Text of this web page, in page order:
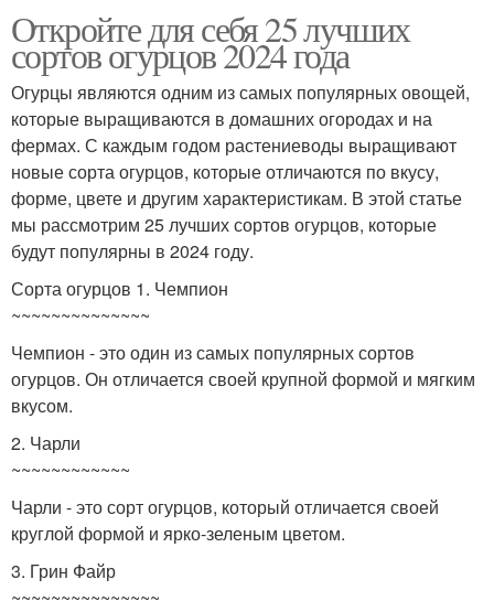
Откройте для себя 25 лучших
сортов огурцов 2024 года
Огурцы являются одним из самых популярных овощей,
которые выращиваются в домашних огородах и на
фермах. С каждым годом растениеводы выращивают
новые сорта огурцов, которые отличаются по вкусу,
форме, цвете и другим характеристикам. В этой статье
мы рассмотрим 25 лучших сортов огурцов, которые
будут популярны в 2024 году.
Сорта огурцов 1. Чемпион
~~~~~~~~~~~~~~
Чемпион - это один из самых популярных сортов
огурцов. Он отличается своей крупной формой и мягким
вкусом.
2. Чарли
~~~~~~~~~~~~
Чарли - это сорт огурцов, который отличается своей
круглой формой и ярко-зеленым цветом.
3. Грин Файр